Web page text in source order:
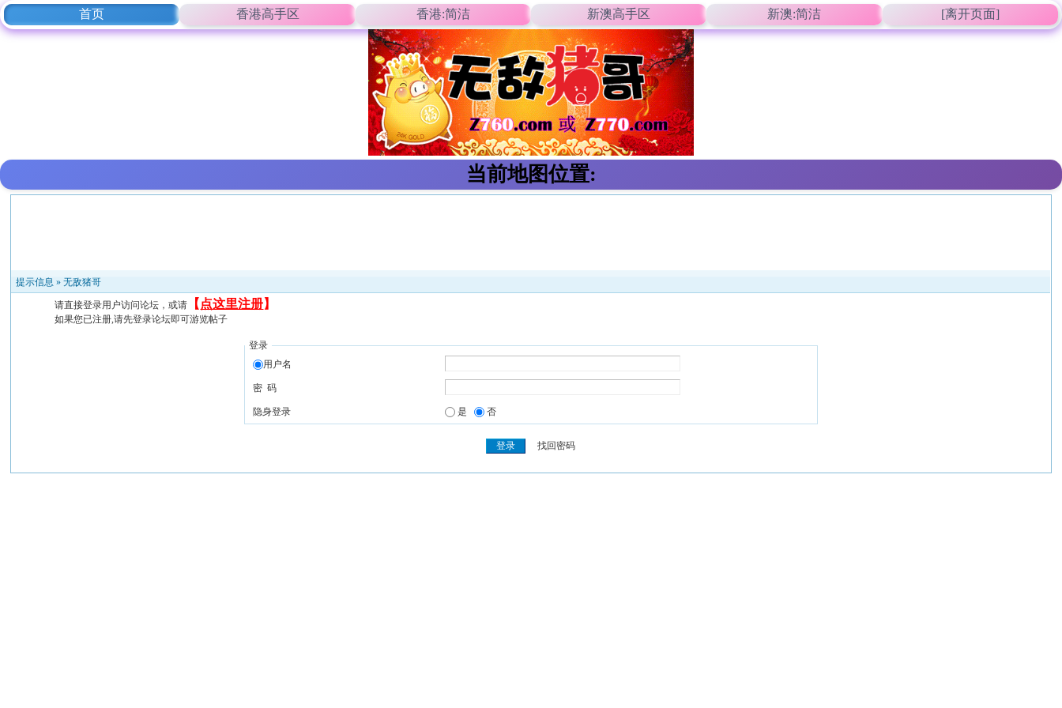
首页 香港高手区 香港:简洁 新澳高手区 新澳:简洁 [离开页面]
当前地图位置:
提示信息 »无敌猪哥
请直接登录用户访问论坛，或请 【 点这里注册】
如果您已注册,请先登录论坛即可游览帖子
登录
用户名
密 码
隐身登录 是 否
找回密码